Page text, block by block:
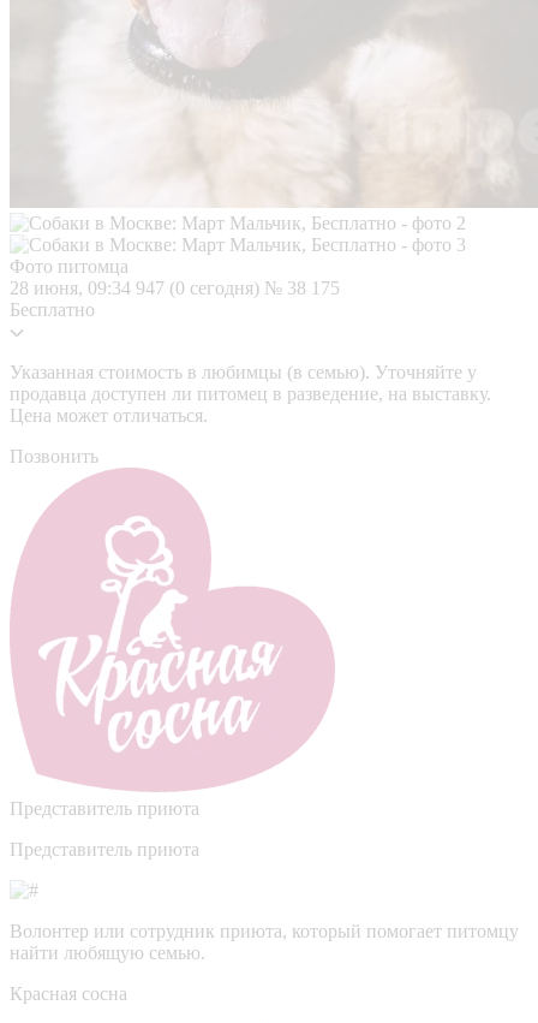
Фото питомца
28 июня, 09:34 947 (0 сегодня) № 38 175
Бесплатно
Указанная стоимость в любимцы (в семью). Уточняйте у
продавца доступен ли питомец в разведение, на выставку.
Цена может отличаться.
Позвонить
Представитель приюта
Представитель приюта
Волонтер или сотрудник приюта, который помогает питомцу
найти любящую семью.
Красная сосна